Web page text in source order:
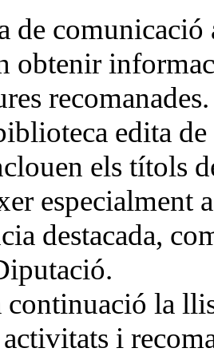
de
obtenir
recomanades.
edita
els títols
especialment
destacada,
continuació la
i